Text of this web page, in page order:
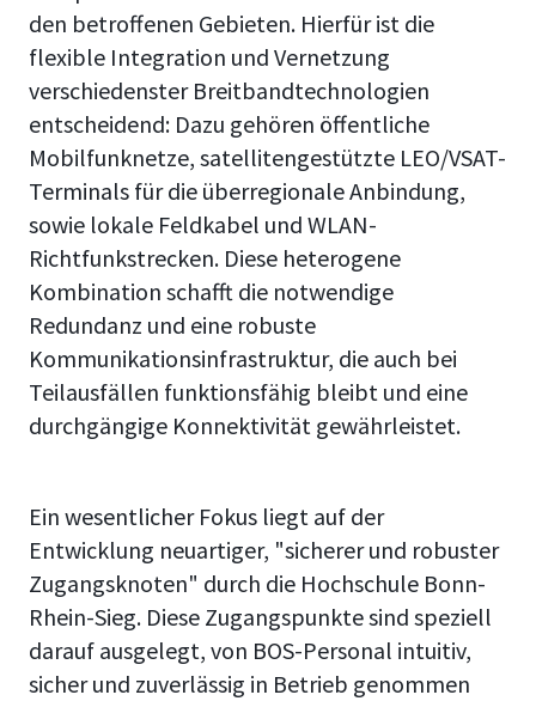
den betroffenen Gebieten. Hierfür ist die
flexible Integration und Vernetzung
verschiedenster Breitbandtechnologien
entscheidend: Dazu gehören öffentliche
Mobilfunknetze, satellitengestützte LEO/VSAT-
Terminals für die überregionale Anbindung,
sowie lokale Feldkabel und WLAN-
Richtfunkstrecken. Diese heterogene
Kombination schafft die notwendige
Redundanz und eine robuste
Kommunikationsinfrastruktur, die auch bei
Teilausfällen funktionsfähig bleibt und eine
durchgängige Konnektivität gewährleistet.
Ein wesentlicher Fokus liegt auf der
Entwicklung neuartiger, "sicherer und robuster
Zugangsknoten" durch die Hochschule Bonn-
Rhein-Sieg. Diese Zugangspunkte sind speziell
darauf ausgelegt, von BOS-Personal intuitiv,
sicher und zuverlässig in Betrieb genommen